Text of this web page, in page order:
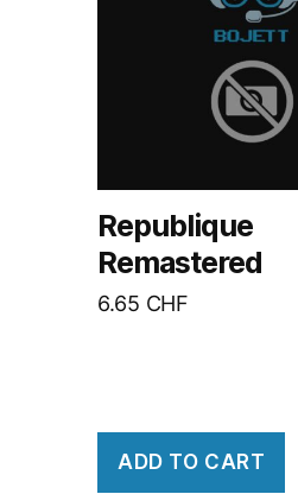
Republique
Remastered
6.65 CHF
ADD TO CART